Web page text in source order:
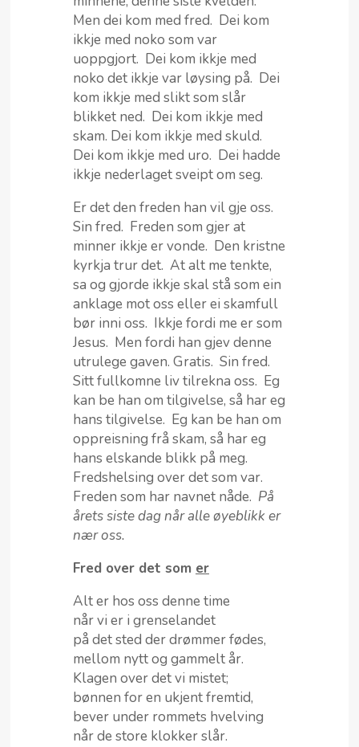
Men dei kom med fred. Dei kom
ikkje med noko som var
uoppgjort. Dei kom ikkje med
noko det ikkje var løysing på. Dei
kom ikkje med slikt som slår
blikket ned. Dei kom ikkje med
skam. Dei kom ikkje med skuld.
Dei kom ikkje med uro. Dei hadde
ikkje nederlaget sveipt om seg.
Er det den freden han vil gje oss.
Sin fred. Freden som gjer at
minner ikkje er vonde. Den kristne
kyrkja trur det. At alt me tenkte,
sa og gjorde ikkje skal stå som ein
anklage mot oss eller ei skamfull
bør inni oss. Ikkje fordi me er som
Jesus. Men fordi han gjev denne
utrulege gaven. Gratis. Sin fred.
Sitt fullkomne liv tilrekna oss. Eg
kan be han om tilgivelse, så har eg
hans tilgivelse. Eg kan be han om
oppreisning frå skam, så har eg
hans elskande blikk på meg.
Fredshelsing over det som var.
Freden som har navnet nåde. På
årets siste dag når alle øyeblikk er
nær oss.
Fred over det som er
Alt er hos oss denne time
når vi er i grenselandet
på det sted der drømmer fødes,
mellom nytt og gammelt år.
Klagen over det vi mistet;
bønnen for en ukjent fremtid,
bever under rommets hvelving
når de store klokker slår.